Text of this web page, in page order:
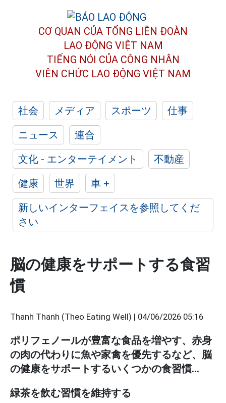
CƠ QUAN CỦA TỔNG LIÊN ĐOÀN
LAO ĐỘNG VIỆT NAM
TIẾNG NÓI CỦA CÔNG NHÂN
VIÊN CHỨC LAO ĐỘNG VIỆT NAM
社会 メディア スポーツ
仕事
ニュース
連合
文化 - エンターテイメント
不動産
健康
世界
車 +
新しいインターフェイスを参照してくだ
さい
脳の健康をサポートする食習
慣
Thanh Thanh (Theo Eating Well) | 04/06/2026 05:16
ポリフェノールが豊富な食品を増やす、赤身
の肉の代わりに魚や家禽を優先するなど、脳
の健康をサポートするいくつかの食習慣...
緑茶を飲む習慣を維持する